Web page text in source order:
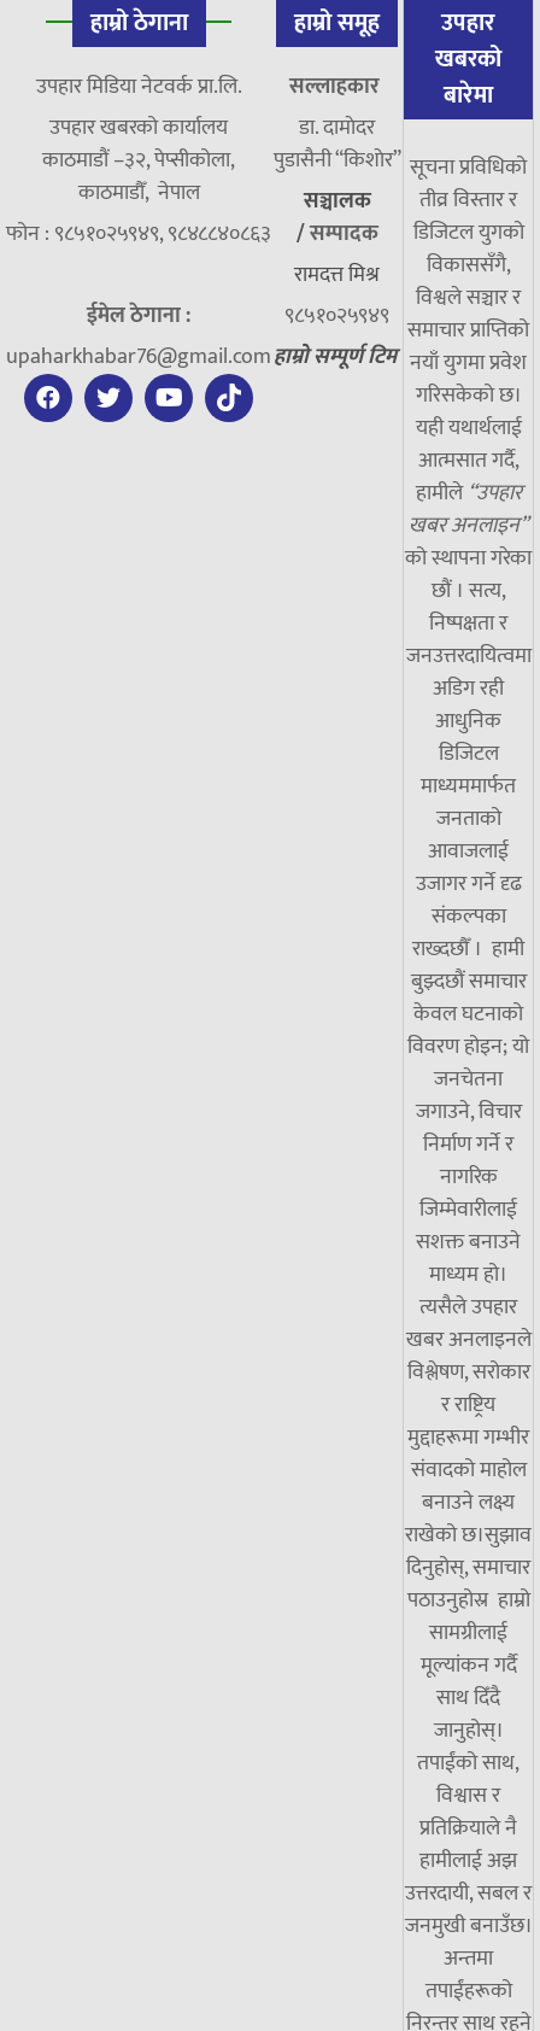
हाम्रो ठेगाना
उपहार मिडिया नेटवर्क प्रा.लि.
उपहार खबरको कार्यालय
काठमाडौं –३२, पेप्सीकोला,
काठमाडौँ, नेपाल
फोन : ९८५१०२५९४९, ९८४८८४०८६३
ईमेल ठेगाना :
upaharkhabar76@gmail.com
हाम्रो समूह
सल्लाहकार
डा. दामाेदर
पुडासैनी “किशाेर”
सञ्चालक
/सम्पादक
रामदत्त मिश्र
९८५१०२५९४९
हाम्रो सम्पूर्ण टिम
उपहार
खबरको
बारेमा
सूचना प्रविधिको
तीव्र विस्तार र
डिजिटल युगको
विकाससँगै,
विश्वले सञ्चार र
समाचार प्राप्तिको
नयाँ युगमा प्रवेश
गरिसकेको छ।
यही यथार्थलाई
आत्मसात गर्दै,
हामीले “उपहार
खबर अनलाइन”
को स्थापना गरेका
छौं । सत्य,
निष्पक्षता र
जनउत्तरदायित्वमा
अडिग रही
आधुनिक
डिजिटल
माध्यममार्फत
जनताको
आवाजलाई
उजागर गर्ने दृढ
संकल्पका
राख्दछौँ । हामी
बुझ्दछौं समाचार
केवल घटनाको
विवरण होइन; यो
जनचेतना
जगाउने, विचार
निर्माण गर्ने र
नागरिक
जिम्मेवारीलाई
सशक्त बनाउने
माध्यम हो।
त्यसैले उपहार
खबर अनलाइनले
विश्लेषण, सरोकार
र राष्ट्रिय
मुद्दाहरूमा गम्भीर
संवादको माहोल
बनाउने लक्ष्य
राखेको छ।सुझाव
दिनुहोस्, समाचार
पठाउनुहोस्र हाम्रो
सामग्रीलाई
मूल्यांकन गर्दै
साथ दिँदै
जानुहोस्।
तपाईंको साथ,
विश्वास र
प्रतिक्रियाले नै
हामीलाई अझ
उत्तरदायी, सबल र
जनमुखी बनाउँछ।
अन्तमा
तपाईंहरूको
निरन्तर साथ रहने